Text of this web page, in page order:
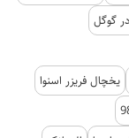
گوگل
یخچال فریزر اسنوا